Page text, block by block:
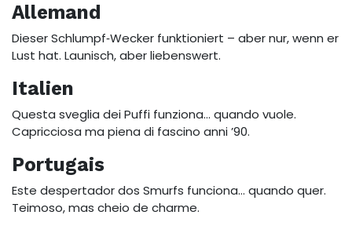
Allemand
Dieser Schlumpf‑Wecker funktioniert – aber nur, wenn er
Lust hat. Launisch, aber liebenswert.
Italien
Questa sveglia dei Puffi funziona… quando vuole.
Capricciosa ma piena di fascino anni ’90.
Portugais
Este despertador dos Smurfs funciona… quando quer.
Teimoso, mas cheio de charme.